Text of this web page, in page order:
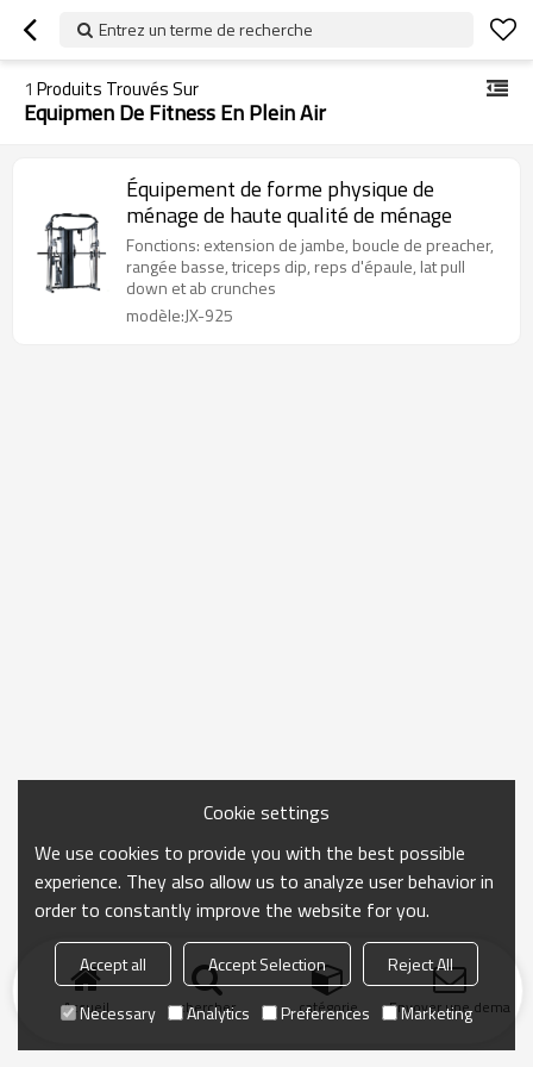
Entrez un terme de recherche
1 Produits Trouvés Sur
Equipmen De Fitness En Plein Air
Équipement de forme physique de
ménage de haute qualité de ménage
Fonctions: extension de jambe, boucle de preacher,
rangée basse, triceps dip, reps d'épaule, lat pull
down et ab crunches
modèle:JX-925
Accueil chercher catégorie Envoyer une
Cookie settings
We use cookies to provide you with the best possible
experience. They also allow us to analyze user behavior in
order to constantly improve the website for you.
Accept all Accept Selection
Reject All
Necessary
Analytics Preferences Marketing